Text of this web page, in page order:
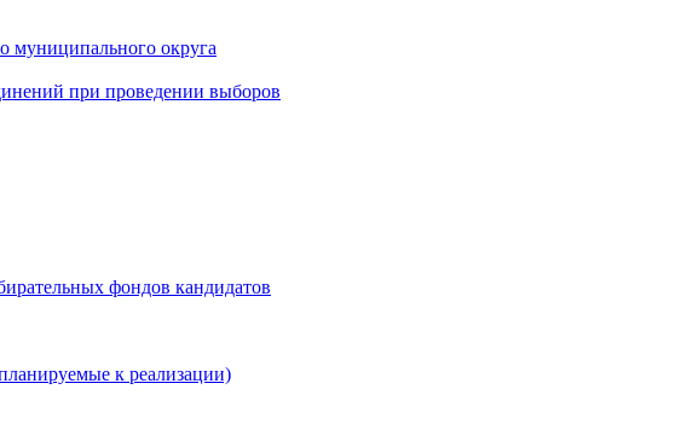
муниципального округа
при проведении выборов
фондов кандидатов
к реализации)